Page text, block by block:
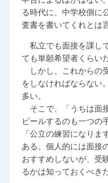
る時代に、中学校側に
査書を書いてくれとは
私立でも面接を課し
ても単願希望者くらい
しかし、これからの
をしなければならない
多い。
そこで、「うちは面
ピールするのも一つの
「公立の練習になりま
ある。個人的には面接
おすすめしないが、受
るかは知っておくべき